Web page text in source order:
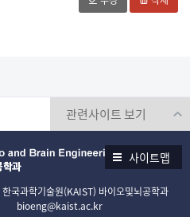
사이트맵
국과학기술원(KAIST) 바이오및뇌공학과
bioeng@kaist.ac.kr